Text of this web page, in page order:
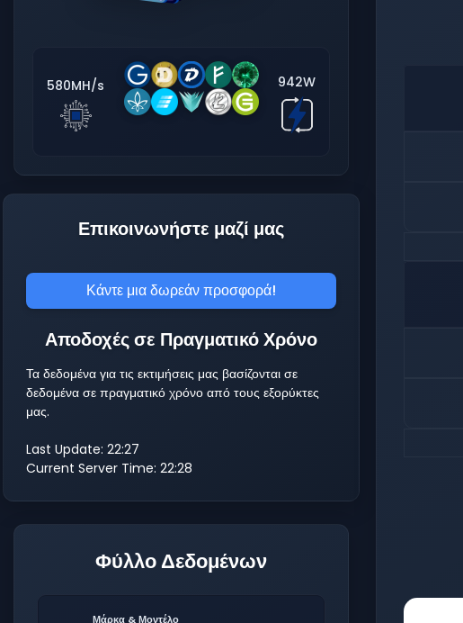
580MH/s 942W
Επικοινωνήστε μαζί μας
Κάντε μια δωρεάν προσφορά!
Αποδοχές σε Πραγματικό Χρόνο
Τα δεδομένα για τις εκτιμήσεις μας βασίζονται σε
δεδομένα σε πραγματικό χρόνο από τους εξορύκτες
μας.
Last Update: 22:27
Current Server Time: 22:28
Φύλλο Δεδομένων
Μάρκα & Μοντέλο